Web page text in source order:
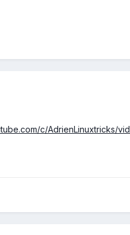
c/AdrienLinuxtricks/